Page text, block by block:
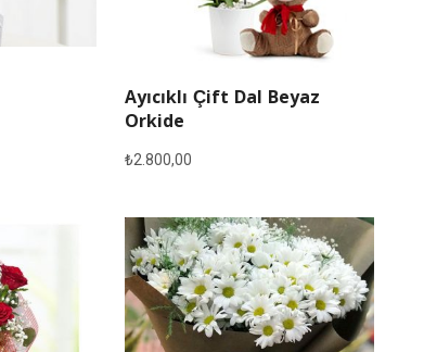
Ayıcıklı Çift Dal Beyaz
Orkide
₺2.800,00